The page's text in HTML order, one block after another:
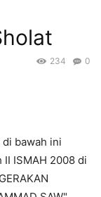
0
234
bawah ini
ISMAH 2008 di